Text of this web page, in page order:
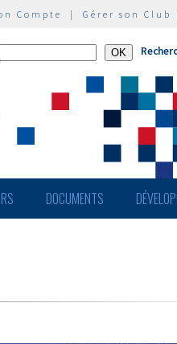
Compte | Gérer son Club
DOCUMENTS